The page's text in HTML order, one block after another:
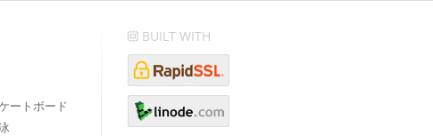
ートボード
BUILT WITH